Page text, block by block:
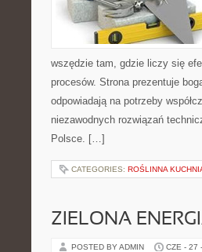
wszędzie tam, gdzie liczy się
procesów. Strona prezentuje
odpowiadają na potrzeby
niezawodnych rozwiązań
Polsce. […]
CATEGORIES: ROŚLINNA
ZIELONA
POSTED BY ADMIN CZE - 27